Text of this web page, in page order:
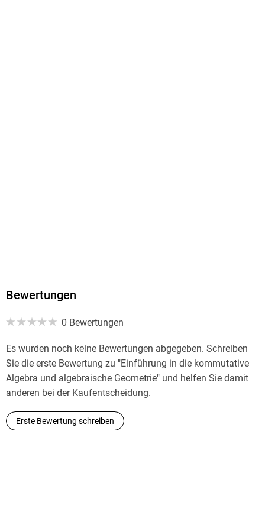
Bewertungen
0 Bewertungen
Es wurden noch keine Bewertungen abgegeben. Schreiben
Sie die erste Bewertung zu "Einführung in die kommutative
Algebra und algebraische Geometrie" und helfen Sie damit
anderen bei der Kaufentscheidung.
Erste Bewertung schreiben